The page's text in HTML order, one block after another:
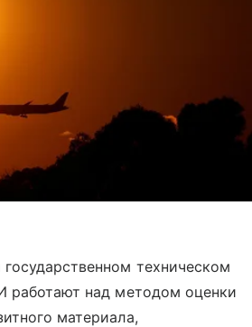
техническом
работают над методом оценки
материала,